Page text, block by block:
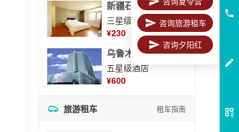
新疆石河子凯瑞酒店
三星级酒店
¥230
乌鲁木齐海德大酒店
五星级酒店
¥600
旅游租车 租车指南
咨询旅游租车
咨询夕阳红